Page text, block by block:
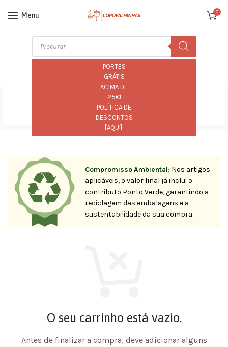
Menu 0
PORTES
GRÁTIS
ACIMA DE
25€!
POLÍTICA DE
DESCONTOS
AQUI ].
Carrinho de Compras
Compromisso Ambiental: Nos artigos
aplicáveis, o valor final já inclui o
contributo Ponto Verde, garantindo a
reciclagem das embalagens e a
sustentabilidade da sua compra.
O seu carrinho está vazio.
Antes de finalizar a compra, deve adicionar alguns